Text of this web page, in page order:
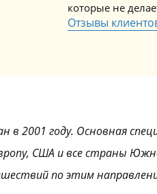
которые не
Отзывы
в 2001 году. Основная
США и все страны
по этим